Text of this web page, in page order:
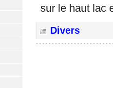
sur le haut lac
Divers